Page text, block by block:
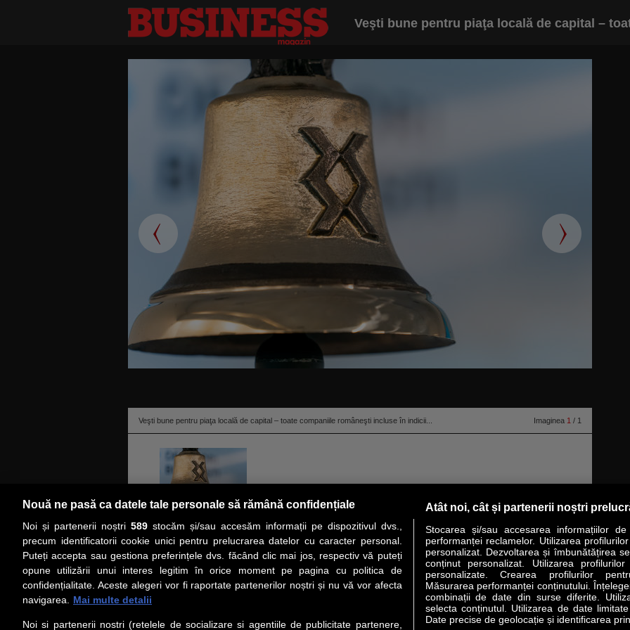
Veşti bune pentru piaţa locală de capital –
Veşti bune pentru piaţa locală de capital – toate companiile româneşti incluse în indicii... Imaginea 1 / 1
citeşte toată ştirea
PRIMA PAGINĂ COVER STORY LIDERI ANALIZE HI-TECH MEET THE CEO
Social Servicii
Nouă ne pasă ca datele tale personale să rămână confidențiale
Noi și partenerii noștri 589stocăm și/sau accesăm informații pe dispozitivul dvs.,
precum identificatorii cookie unici pentru prelucrarea datelor cu caracter personal.
Puteți accepta sau gestiona preferințele dvs. făcând clic mai jos, respectiv vă puteți
opune utilizării unui interes legitim în orice moment pe pagina cu politica de
confidențialitate. Aceste alegeri vor fi raportate partenerilor noștri și nu vă vor afecta
navigarea.
Mai multe detalii
Noi si partenerii nostri (retelele de socializare si agentiile de publicitate partenere,
Atât noi, cât și partenerii noștri
Stocarea și/sau accesarea informațiilor
performanței reclamelor. Utilizarea
personalizat. Dezvoltarea și îmbunătățirea
conținut personalizat. Utilizarea
personalizate. Crearea profilurilor
Măsurarea performanței conținutului.
combinații de date din surse diferite.
selecta conținutul. Utilizarea de date
Date precise de geolocație și identificarea